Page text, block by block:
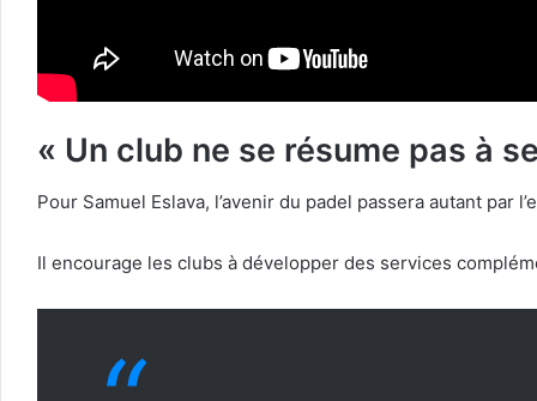
« Un club ne se résume pas à
Pour Samuel Eslava, l’avenir du padel passera autant par
Il encourage les clubs à développer des services